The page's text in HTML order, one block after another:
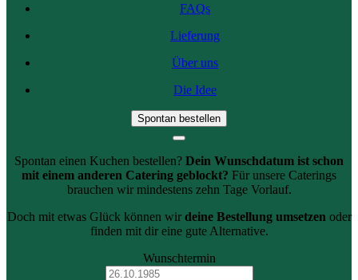
FAQs
Lieferung
Über uns
Die Idee
Spontan bestellen
Spontan einen Kuchen bestellen? Dein Wunschdatum ist schon
mit einem anderen Catering geblockt? Für unsere Caterings
brauchen wir mindestens zehn Tage Vorlauf.
Doch mit etwas Glück können wirdeine Bestellung umsetzen oder
finden mit dir eine gute Alternative.
Wunschtermin